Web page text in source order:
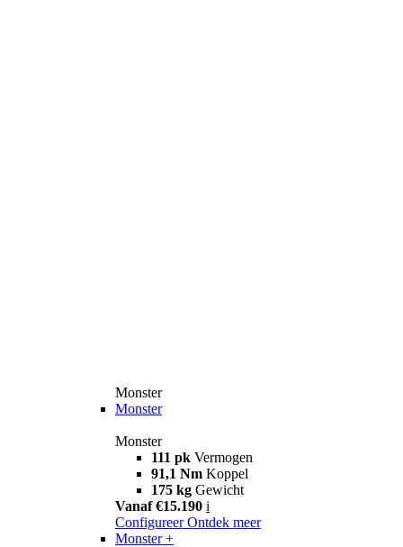
Monster
Monster
Monster
111 pk Vermogen
91,1 Nm Koppel
175 kg Gewicht
Vanaf €15.190 i
Configureer Ontdek meer
Monster +